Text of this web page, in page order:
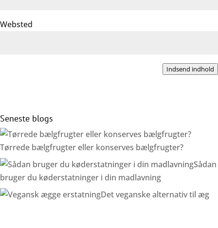
Websted
Indsend indhold
Seneste blogs
Tørrede bælgfrugter eller konserves bælgfrugter?
Sådan
bruger du køderstatninger i din madlavning
Det veganske alternativ til æg